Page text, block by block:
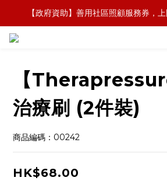
【全新概念】長者護理復康用品，可
【政府資助】善用社區照顧服務券，
【全新概念】長者護理復康用品，可
【
治療刷 (2件裝)
商品編碼：00242
HK$68.00